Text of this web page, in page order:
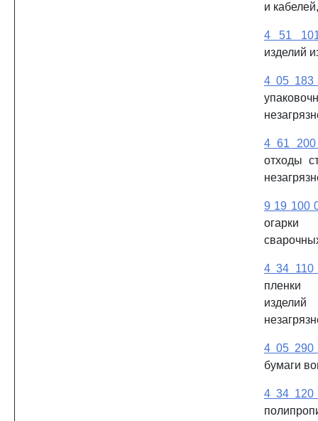
и кабелей,
4 51
изделий
4 05
4 61
отходы
9 19 100
4 34
пленки
4 05
бумаги
4 34